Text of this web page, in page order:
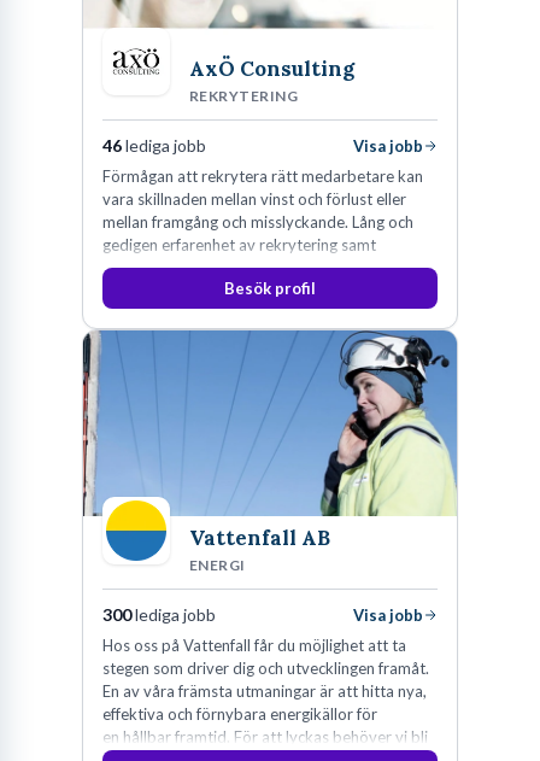
AxÖ Consulting
REKRYTERING
46lediga jobb
Visa jobb
Förmågan att rekrytera rätt medarbetare kan
vara skillnaden mellan vinst och förlust eller
mellan framgång och misslyckande. Lång och
gedigen erfarenhet av rekrytering samt
konsultverksamhet har lärt oss just det.
Besök profil
Vattenfall AB
ENERGI
300lediga jobb
Visa jobb
Hos oss på Vattenfall får du möjlighet att ta
stegen som driver dig och utvecklingen framåt.
En av våra främsta utmaningar är att hitta nya,
effektiva och förnybara energikällor för
en hållbar framtid. För att lyckas behöver vi bli